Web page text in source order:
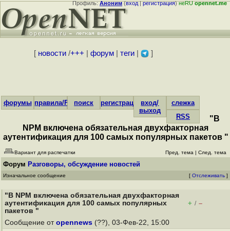
Профиль:Аноним(вход|регистрация)неRUopennet.me
[ новости/+++ форум| теги| ]
форумы правила/FAQпоиск регистрациявход/
выход
слежка
RSS
"В
NPM включена обязательная двухфакторная
аутентификация для 100 самых популярных пакетов "
Вариант для распечатки Пред. тема | След. тема
Форум Разговоры, обсуждение новостей
Изначальное сообщение [ Отслеживать ]
"В NPM включена обязательная двухфакторная
аутентификация для 100 самых популярных
пакетов "
+ / –
Сообщение от opennews (??), 03-Фев-22, 15:00